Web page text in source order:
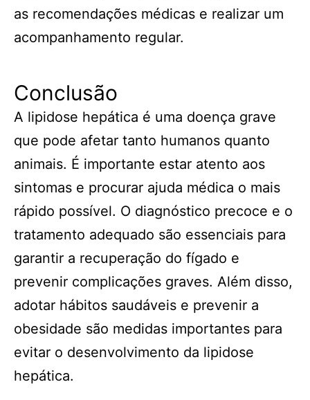
as recomendações médicas e realizar um
acompanhamento regular.
Conclusão
A lipidose hepática é uma doença grave
que pode afetar tanto humanos quanto
animais. É importante estar atento aos
sintomas e procurar ajuda médica o mais
rápido possível. O diagnóstico precoce e o
tratamento adequado são essenciais para
garantir a recuperação do fígado e
prevenir complicações graves. Além disso,
adotar hábitos saudáveis e prevenir a
obesidade são medidas importantes para
evitar o desenvolvimento da lipidose
hepática.